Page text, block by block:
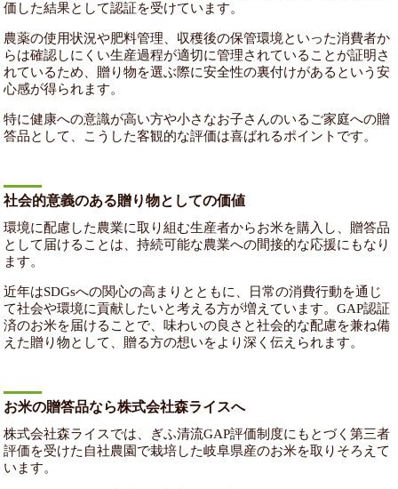
価した結果として認証を受けています。
農薬の使用状況や肥料管理、収穫後の保管環境といった消費者か
らは確認しにくい生産過程が適切に管理されていることが証明さ
れているため、贈り物を選ぶ際に安全性の裏付けがあるという安
心感が得られます。
特に健康への意識が高い方や小さなお子さんのいるご家庭への贈
答品として、こうした客観的な評価は喜ばれるポイントです。
社会的意義のある贈り物としての価値
環境に配慮した農業に取り組む生産者からお米を購入し、贈答品
として届けることは、持続可能な農業への間接的な応援にもなり
ます。
近年はSDGsへの関心の高まりとともに、日常の消費行動を通じ
て社会や環境に貢献したいと考える方が増えています。GAP認証
済のお米を届けることで、味わいの良さと社会的な配慮を兼ね備
えた贈り物として、贈る方の想いをより深く伝えられます。
お米の贈答品なら株式会社森ライスへ
株式会社森ライスでは、ぎふ清流GAP評価制度にもとづく第三者
評価を受けた自社農園で栽培した岐阜県産のお米を取りそろえて
います。